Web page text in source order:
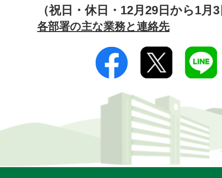
（祝日・休日・12月29日から1月
各部署の主な業務と連絡先